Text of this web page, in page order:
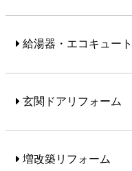
給湯器・エコキュート
玄関ドアリフォーム
増改築リフォーム